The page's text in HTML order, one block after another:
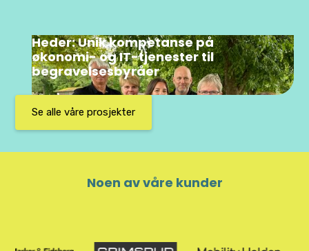
Heder: Unik kompetanse på
økonomi- og IT-tjenester til
begravelsesbyråer
Se alle våre prosjekter
Noen av våre kunder